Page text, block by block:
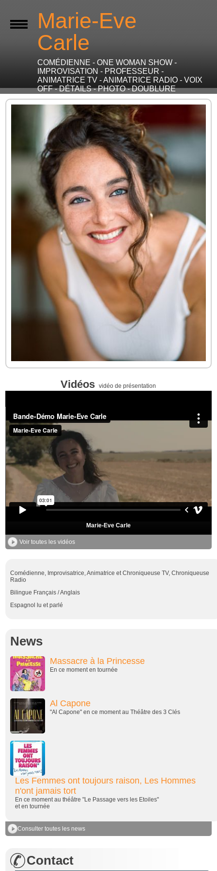
Marie-Eve
Carle
COMÉDIENNE - ONE WOMAN SHOW -
IMPROVISATION - PROFESSEUR -
ANIMATRICE TV - ANIMATRICE RADIO - VOIX
OFF - DÉTAILS - PHOTO - DOUBLURE
Vidéos vidéo de présentation
Marie-Eve Carle
Voir toutes les vidéos
Comédienne, Improvisatrice, Animatrice et Chroniqueuse TV, Chroniqueuse
Radio
Bilingue Français / Anglais
Espagnol lu et parlé
News
Massacre à la Princesse
En ce moment en tournée
Al Capone
"Al Capone" en ce moment au Théâtre des 3 Clés
Les Femmes ont toujours raison, Les Hommes
n'ont jamais tort
En ce moment au théâtre "Le Passage vers les Etoiles"
et en tournée
Consulter toutes les news
Contact